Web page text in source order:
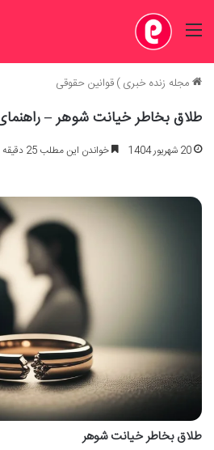
منو
مجله زنده خبری)قوانین حقوقی
طلاق بخاطر خیانت شوهر –
20 شهریور 1404 خواندن این مطلب 25 دقیقه زمان میبرد
طلاق بخاطر خیانت شوهر